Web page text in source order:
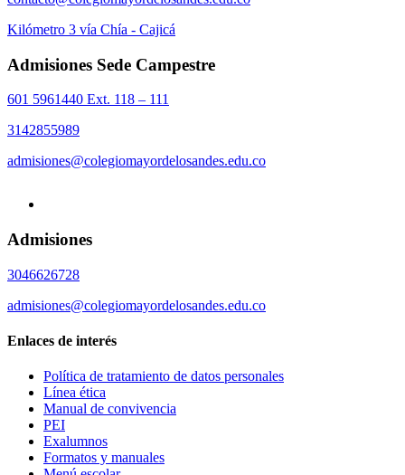
Kilómetro 3 vía Chía - Cajicá
Admisiones Sede Campestre
601 5961440 Ext. 118 – 111
3142855989
admisiones@colegiomayordelosandes.edu.co
Admisiones
3046626728
admisiones@colegiomayordelosandes.edu.co
Enlaces de interés
Política de tratamiento de datos personales
Línea ética
Manual de convivencia
PEI
Exalumnos
Formatos y manuales